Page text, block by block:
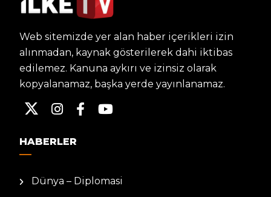
Web sitemizde yer alan haber içerikleri izin
alınmadan, kaynak gösterilerek dahi iktibas
edilemez. Kanuna aykırı ve izinsiz olarak
kopyalanamaz, başka yerde yayınlanamaz.
HABERLER
Dünya – Diplomasi